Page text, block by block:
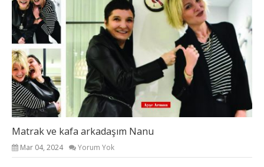
Matrak ve kafa arkadaşım Nanu
Mar 04, 2024 Yorum Yok